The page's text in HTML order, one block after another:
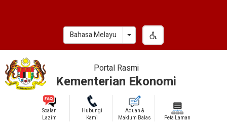
Bahasa Melayu Toggle Dropdown
Portal Rasmi
Kementerian Ekonomi
Soalan
Lazim
Hubungi
Kami
Aduan &
Maklum Balas
Peta Laman